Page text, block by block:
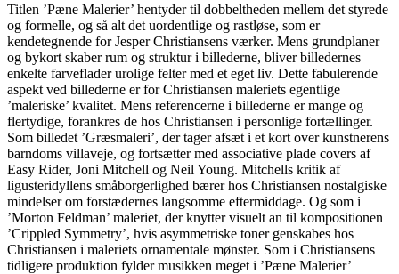
Titlen ’Pæne Malerier’ hentyder til dobbeltheden mellem det styrede
og formelle, og så alt det uordentlige og rastløse, som er
kendetegnende for Jesper Christiansens værker. Mens grundplaner
og bykort skaber rum og struktur i billederne, bliver billedernes
enkelte farveflader urolige felter med et eget liv. Dette fabulerende
aspekt ved billederne er for Christiansen maleriets egentlige
’maleriske’ kvalitet. Mens referencerne i billederne er mange og
flertydige, forankres de hos Christiansen i personlige fortællinger.
Som billedet ’Græsmaleri’, der tager afsæt i et kort over kunstnerens
barndoms villaveje, og fortsætter med associative plade covers af
Easy Rider, Joni Mitchell og Neil Young. Mitchells kritik af
ligusteridyllens småborgerlighed bærer hos Christiansen nostalgiske
mindelser om forstædernes langsomme eftermiddage. Og som i
’Morton Feldman’ maleriet, der knytter visuelt an til kompositionen
’Crippled Symmetry’, hvis asymmetriske toner genskabes hos
Christiansen i maleriets ornamentale mønster. Som i Christiansens
tidligere produktion fylder musikken meget i ’Pæne Malerier’